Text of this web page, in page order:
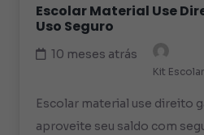
Escolar Material Use
Uso Seguro
10 meses atrás
Kit
Escolar material use direito
aproveite seu saldo com